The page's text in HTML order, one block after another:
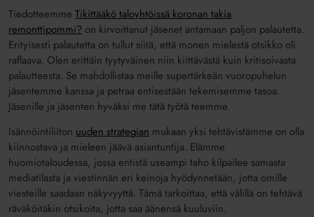
TiedotteemmeTikittääkö taloyhtöissä koronan takia
remonttipommi? on kirvoittanut jäsenet antamaan paljon palautetta.
Erityisesti palautetta on tullut siitä, että monen mielestä otsikko oli
raflaava. Olen erittäin tyytyväinen niin kiittävästä kuin kritisoivasta
palautteesta. Se mahdollistaa meille supertärkeän vuoropuhelun
jäsentemme kanssa ja petraa entisestään tekemisemme tasoa.
Jäsenille ja jäsenten hyväksi me tätä työtä teemme.
Isännöintiliiton uuden strategian mukaan yksi tehtävistämme on olla
kiinnostava ja mieleen jäävä asiantuntija. Elämme
huomiotaloudessa, jossa entistä useampi taho kilpailee samasta
mediatilasta ja viestinnän eri keinoja hyödynnetään, jotta omille
viesteille saadaan näkyvyyttä. Tämä tarkoittaa, että välillä on tehtävä
räväköitäkin otsikoita, jotta saa äänensä kuuluviin.